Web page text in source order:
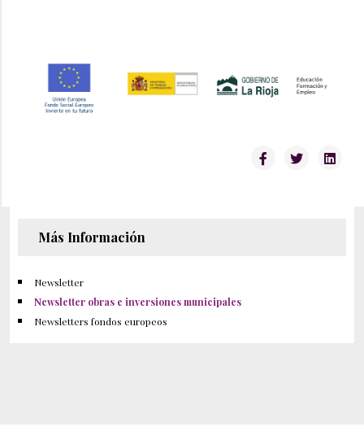
Más Información
Newsletter
Newsletter obras e inversiones municipales
Newsletters fondos europeos